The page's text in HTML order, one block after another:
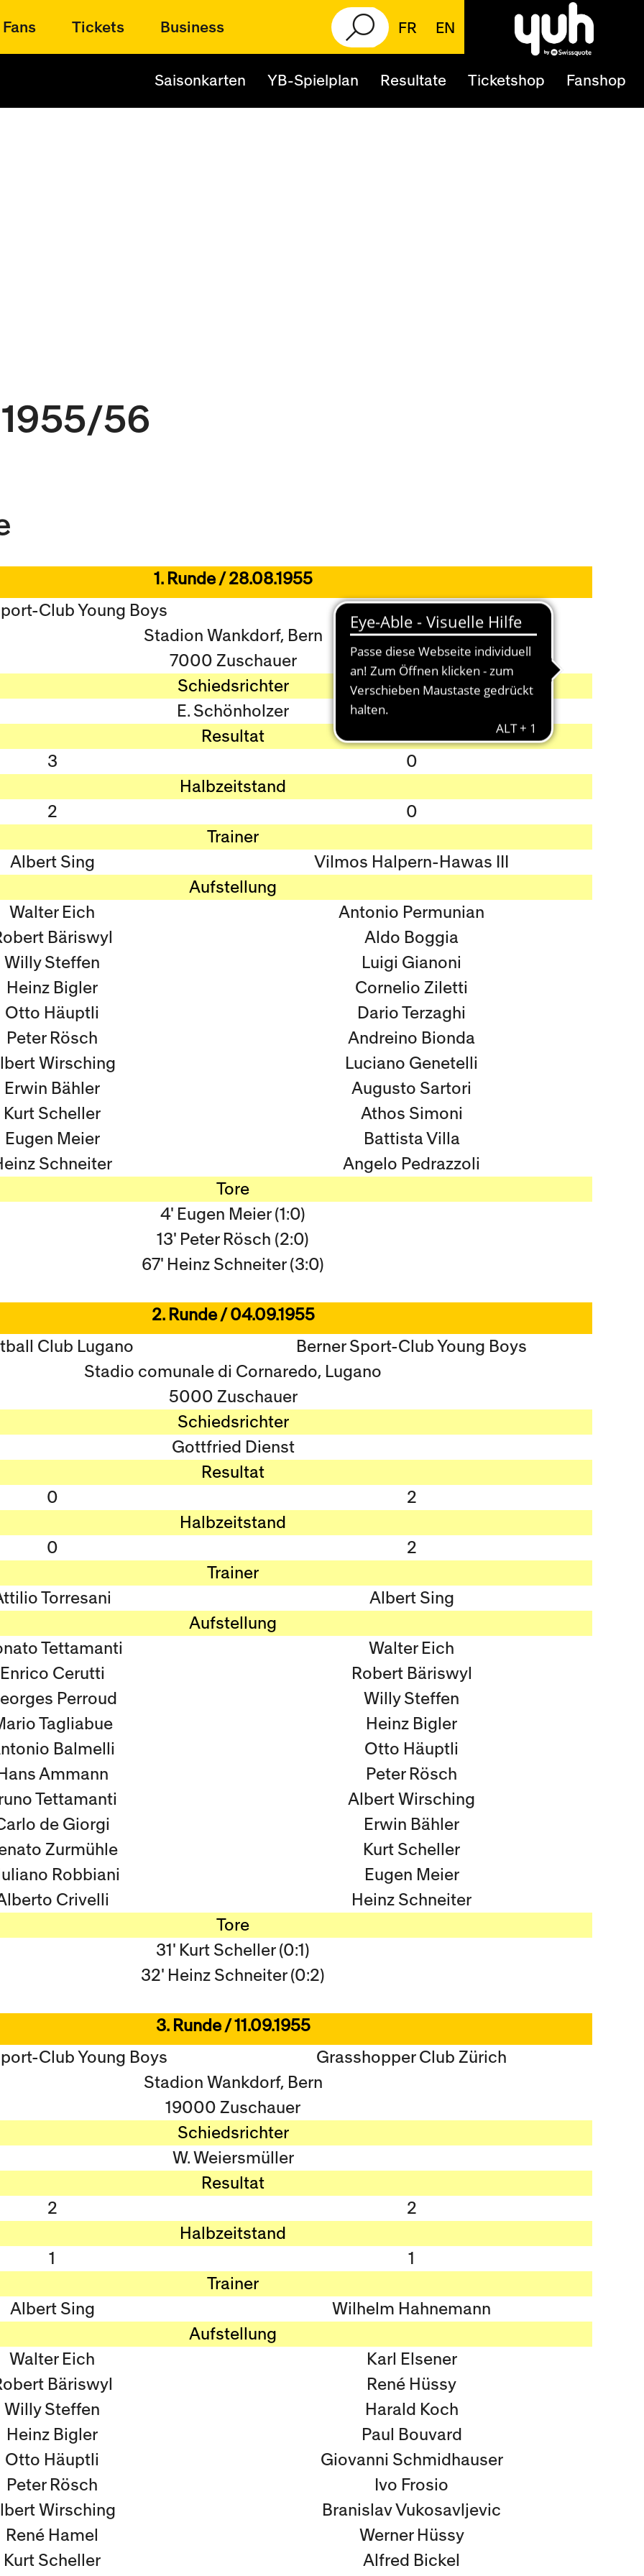
Fans Tickets Business FR EN
Saisonkarten YB-Spielplan Resultate Ticketshop Fanshop
56
1. Runde / 28.08.1955
Club Young Boys
Stadion Wankdorf, Bern
7000 Zuschauer
Schiedsrichter
E. Schönholzer
Resultat
3
0
Halbzeitstand
2
0
Trainer
Albert Sing
Vilmos Halpern-Hawas III
Aufstellung
Walter Eich
Bäriswyl
Willy Steffen
Heinz Bigler
Otto Häuptli
Peter Rösch
Wirsching
Erwin Bähler
Kurt Scheller
Eugen Meier
Schneiter
Antonio Permunian
Aldo Boggia
Luigi Gianoni
Cornelio Ziletti
Dario Terzaghi
Andreino Bionda
Luciano Genetelli
Augusto Sartori
Athos Simoni
Battista Villa
Angelo Pedrazzoli
Tore
4' Eugen Meier (1:0)
13' Peter Rösch (2:0)
67' Heinz Schneiter (3:0)
2. Runde / 04.09.1955
Club Lugano
Berner Sport-Club Young Boys
Stadio comunale di Cornaredo, Lugano
5000 Zuschauer
Schiedsrichter
Gottfried Dienst
Resultat
0
2
Halbzeitstand
0
2
Trainer
Torresani
Albert Sing
Aufstellung
Tettamanti
Enrico Cerutti
Perroud
Tagliabue
Balmelli
Ammann
Tettamanti
de Giorgi
Zurmühle
Robbiani
Crivelli
Walter Eich
Robert Bäriswyl
Willy Steffen
Heinz Bigler
Otto Häuptli
Peter Rösch
Albert Wirsching
Erwin Bähler
Kurt Scheller
Eugen Meier
Heinz Schneiter
Tore
31' Kurt Scheller (0:1)
32' Heinz Schneiter (0:2)
3. Runde / 11.09.1955
Club Young Boys
Grasshopper Club Zürich
Stadion Wankdorf, Bern
19000 Zuschauer
Schiedsrichter
W. Weiersmüller
Resultat
2
2
Halbzeitstand
1
1
Trainer
Albert Sing
Wilhelm Hahnemann
Aufstellung
Walter Eich
Bäriswyl
Willy Steffen
Heinz Bigler
Otto Häuptli
Peter Rösch
Wirsching
René Hamel
Kurt Scheller
Karl Elsener
René Hüssy
Harald Koch
Paul Bouvard
Giovanni Schmidhauser
Ivo Frosio
Branislav Vukosavljevic
Werner Hüssy
Alfred Bickel